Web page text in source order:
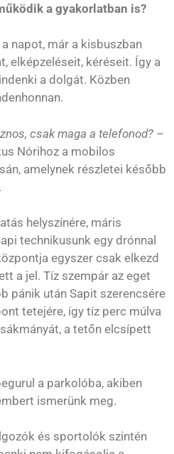
a gyakorlatban is?
napot, már a kisbuszban
elképzeléseit, kéréseit. Így a
a dolgát. Közben
csak maga a telefonod? –
Nórihoz a mobilos
amelynek részletei később
helyszínére, máris
technikusunk egy drónnal
egyszer csak elkezd
a jel. Tíz szempár az eget
pánik után Sapit szerencsére
tetejére, így tíz perc múlva
a tetőn elcsípett
a parkolóba, akiben
ismerünk meg.
és sportolók szintén